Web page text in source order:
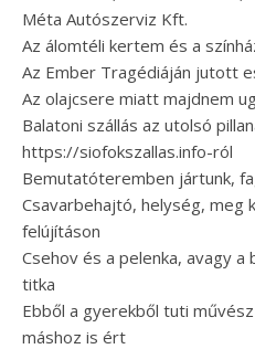
Méta Autószerviz Kft.
Az álomtéli kertem és a
Az Ember Tragédiáján jutott
Az olajcsere miatt majdnem
Balatoni szállás az utolsó
https://siofokszallas.info-ról
Bemutatóteremben jártunk,
Csavarbehajtó, helység, meg
felújításon
Csehov és a pelenka, avagy a
titka
Ebből a gyerekből tuti
máshoz is ért